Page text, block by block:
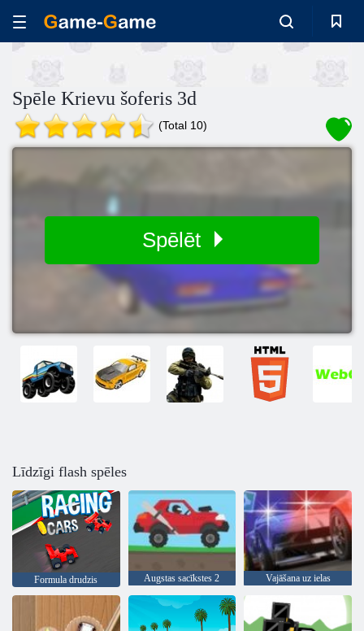
Spēle Krievu šoferis 3d
(Total 10)
Spēlēt
Līdzīgi flash spēles
Formula drudzis Augstas sacīkstes 2 Vajāšana uz ielas